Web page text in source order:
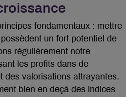
fondamentaux : mettre
un fort potentiel de
régulièrement notre
les profits dans de
des valorisations attrayantes.
bien en deçà des indices